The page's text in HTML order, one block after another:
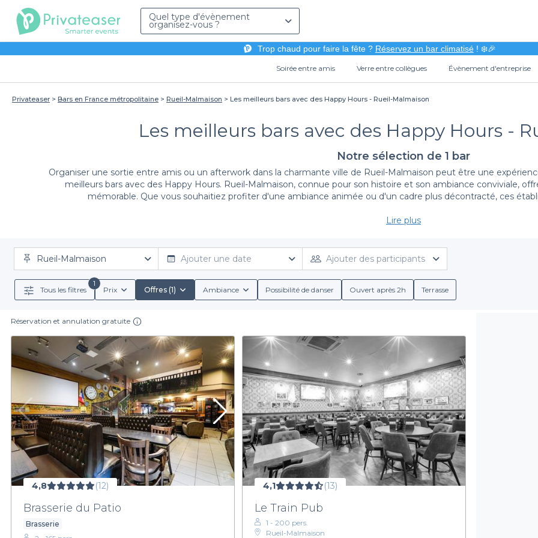
Quel type d'évènement
organisez-vous ?
Trop chaud pour faire la fête ? Réservez un bar climatisé! ❄️🎉
Soirée entre amis Verre entre collègues Évènement d'entreprise
Privateaser Bars en France métropolitaine Rueil-Malmaison Les meilleurs bars avec des Happy Hours - Rueil-Malmaison
Les meilleurs bars avec des Happy Hours -
Notre sélection de 1 bar
Organiser une sortie entre amis ou un afterwork dans la charmante ville de Rueil-Malmaison peut être une
meilleurs bars avec des Happy Hours. Rueil-Malmaison, connue pour son histoire et son ambiance conviviale,
mémorable. Que vous souhaitiez profiter d'une ambiance animée ou d'un cadre plus décontracté, ces
Simplicité de réservation avec Privateaser
déguster des cocktails, assiettes de tapas et autres boissons à prix réduits pendant des créneaux horaires
variées de chaque établissement, consulter les conditions de réservation détaillées et choisir le lieu qui vous
pour un repas tranquille ou d'un lieu animé pour une fête, nous avons ce
Nous vous proposons également des options sur mesures pour vos événements : des menus de groupe savoureux,
personnalisée. Que ce soit pour un anniversaire, un pot de départ ou une simple soirée entre amis, nos partenaires
sourire et à vous offrir un moment inoubliable. Vous aurez ainsi l’opportunité de découvrir une ville dynamique tout
N'attendez plus pour découvrir les nombreux bars avec Happy Hours à Rueil-Malmaison. Visitez le site de
votre prochaine soirée. Faites le premier pas vers une expérience festive et
Lire plus
Rueil-Malmaison Ajouter une date Ajouter des participants
Tous les filtres
1
Prix Offres (1) Ambiance Possibilité de danser Ouvert après 2h Terrasse
Réservation et annulation gratuite
4,8 (12)
Brasserie du Patio
Brasserie
4,1 (13)
Le Train Pub
1 - 200 pers.
Rueil-Malmaison